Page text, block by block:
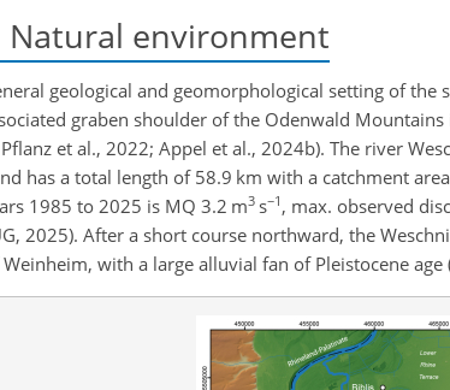
Natural environment
geological and geomorphological setting of the
graben shoulder of the Odenwald
et al., 2022; Appel et al., 2024b). The river
has a total length of 58.9 km with a catchment
1985 to 2025 is MQ 3.2 m3 s−1 , max. observed
2025). After a short course northward, the
with a large alluvial fan of Pleistocene age